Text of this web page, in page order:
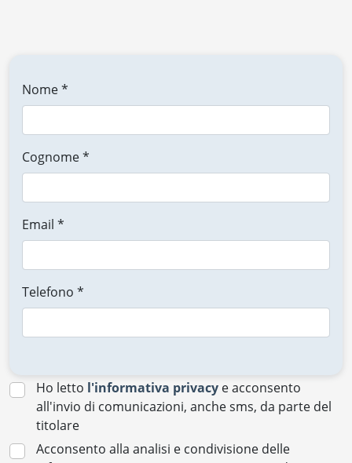
Nome *
Cognome *
Email *
Telefono *
Ho letto l'informativa privacy e acconsento
all'invio di comunicazioni, anche sms, da parte del
titolare
Acconsento alla analisi e condivisione delle